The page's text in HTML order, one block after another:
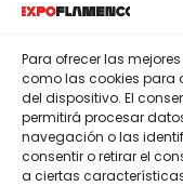
Para ofrecer las
como las cookies
del dispositivo. El
permitirá procesar
navegación o las
consentir o retirar el
a ciertas
© 2015 - 2026 .